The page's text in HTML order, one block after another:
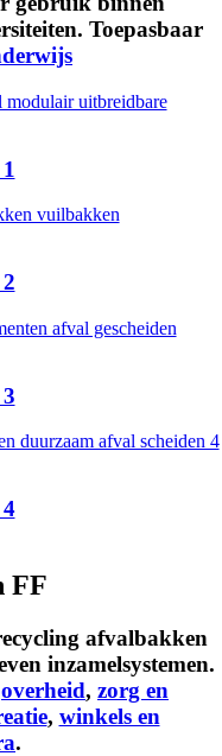
Toepasbaar
FF
afvalbakken
inzamelsystemen.
overheid, zorg en
, winkels en
.